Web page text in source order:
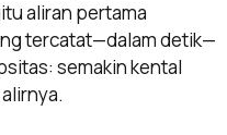
aliran pertama
tercatat—dalam detik—
semakin kental